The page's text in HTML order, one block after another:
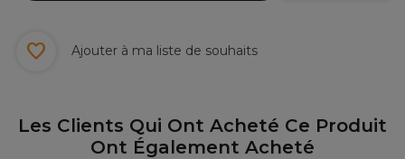
Ajouter à ma liste de souhaits
Les Clients Qui Ont Acheté Ce Produit
Ont Également Acheté